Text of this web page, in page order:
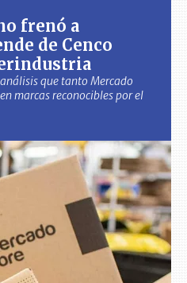
frenó a
de Cenco
que tanto Mercado
marcas reconocibles por el